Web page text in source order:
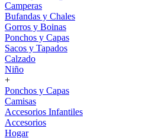
Camperas
Bufandas y Chales
Gorros y Boinas
Ponchos y Capas
Sacos y Tapados
Calzado
Niño
+
Ponchos y Capas
Camisas
Accesorios Infantiles
Accesorios
Hogar